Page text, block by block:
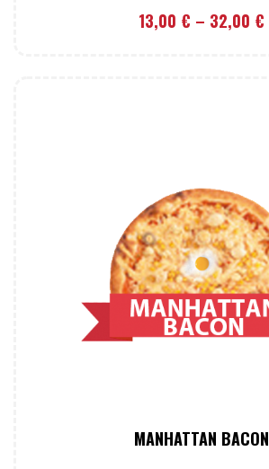
13,00 € – 32,00 €
MANHATTAN BACON